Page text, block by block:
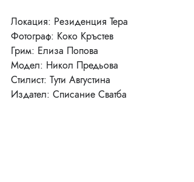
Локация: Резиденция Тера
Фотограф: Коко Кръстев
Грим: Елиза Попова
Модел: Никол Предьова
Стилист: Тути Августина
Издател: Списание Сватба